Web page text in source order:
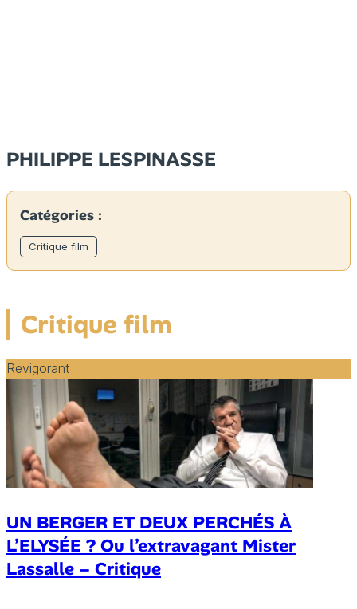
PHILIPPE LESPINASSE
Catégories :
Critique film
Critique film
Revigorant
UN BERGER ET DEUX PERCHÉS À
L’ELYSÉE ? Ou l’extravagant Mister
Lassalle – Critique